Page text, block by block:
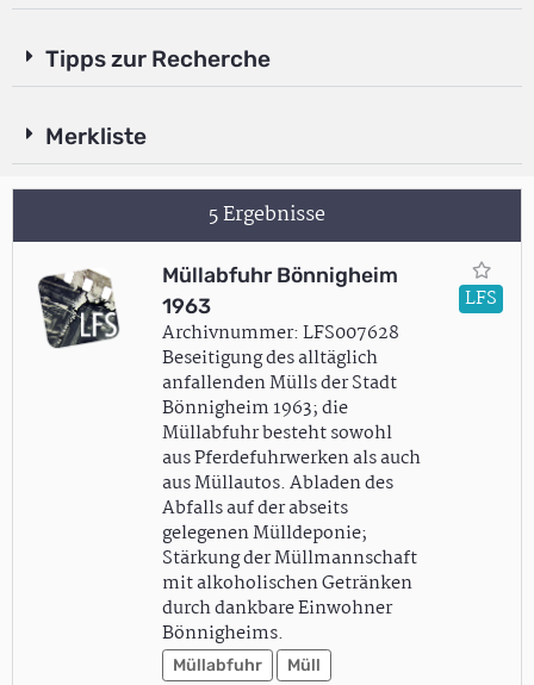
Tipps zur Recherche
Merkliste
5 Ergebnisse
Müllabfuhr Bönnigheim
1963
Archivnummer: LFS007628
Beseitigung des alltäglich
anfallenden Mülls der Stadt
Bönnigheim 1963; die
Müllabfuhr besteht sowohl
aus Pferdefuhrwerken als auch
aus Müllautos. Abladen des
Abfalls auf der abseits
gelegenen Mülldeponie;
Stärkung der Müllmannschaft
mit alkoholischen Getränken
durch dankbare Einwohner
Bönnigheims.
Müllabfuhr
Müll
LFS